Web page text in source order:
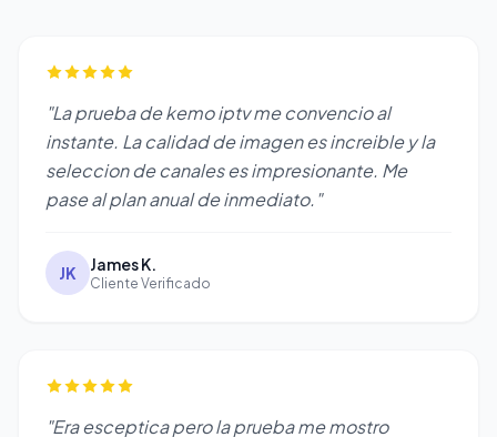
"La prueba de kemo iptv me convencio al
instante. La calidad de imagen es increible y la
seleccion de canales es impresionante. Me
pase al plan anual de inmediato."
JK James K.
Cliente Verificado
"Era esceptica pero la prueba me mostro